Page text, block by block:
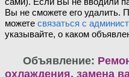
Вы не сможете его удалить.
можете связаться с
указывайте, о каком
Объявление:
охлаждения, замена